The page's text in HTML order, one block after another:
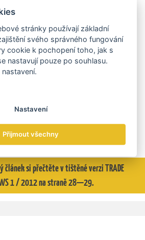
hodně ovlivňují čínské výrobky a
jednak upřednostňují dlouhotrvající
produkci a také stále ještě před
kladou důraz na cenu výrobku.
cesty za potenciálními partnery a
Lochová své zkušenosti s mexickými
článek si přečtěte v tištěné verzi TRADE
1 / 2012 na straně 28—29.
stránky používají základní
svého správného fungování
cookie k pochopení toho, jak s
nastavují pouze po souhlasu.
Nastavení
Přijmout všechny